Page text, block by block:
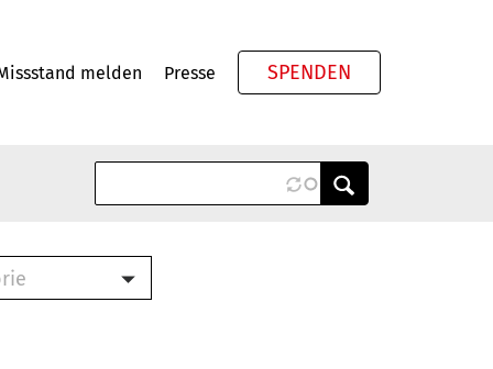
melden Presse SPENDEN